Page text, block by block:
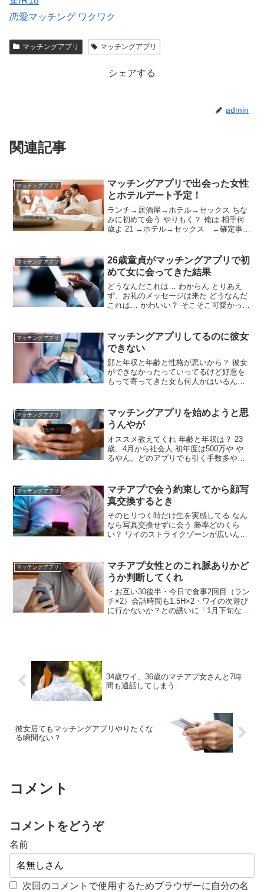
恋愛マッチング ワクワク
影サービス
マッチングアプリ マッチングアプリ
シェアする
admin
関連記事
マッチングアプリ
マッチングアプリで出会った女性
とホテルデート予定！
ランチ→居酒屋→ホテル→セックス ちな
みに初めて会う やりもく？ 俺は 相手何
歳よ 21 →ホテル→セックス ←確定事項
の あ、考えてなかった 相手のスペックど
んなんなの？ ウルフカットの美容系専門
学生
マッチングアプリ
26歳童貞がマッチングアプリで初
めて女に会ってきた結果
どうなんだこれは… わからん とりあえ
ず、お礼のメッセージは来た どうなんだ
これは… かわいい？ そこそこ可愛かった
に問題ありまくりだから、向こうが選ぶ
しかないよ 俺は楽しかったけど、向こう
がどうかは知らん
マッチングアプリ
マッチングアプリしてるのに彼女
できない
顔と年収と年齢と性格が悪いから？ 彼女
ができなかったっていってるけど好意を
もって寄ってきた女も何人かはいるんだ
な？ もったいないけどしょうがないね そ
れならまだましじゃね
マッチングアプリ
マッチングアプリを始めようと思
うんやが
オススメ教えてくれ 年齢と年収は？ 23
歳、4月から社会人 初年度は500万や や
るやん。どのアプリでも引く手数多やと
アーズが一番可愛い子がいたな
マッチングアプリ
マチアプで会う約束してから顔写
真交換するとき
そのヒリつく時だけ生を実感してる なん
なら写真交換せずに会う 勝率どのくら
い？ ワイのストライクゾーンが広いんだ
覚めにならん？ なるときもある ギャンブ
ルマジで楽しいで
マッチングアプリ
マチアプ女性とのこれ脈ありかど
うか判断してくれ
・お互い30後半・今日で食事2回目（ラン
チ×2）会話時間も1.5H×2・ワイの次遊び
に行かないか？との誘いに「1月下旬なら
34歳ワイ、36歳のマチアプ女さんと7時
間も通話してしまう
彼女居てもマッチングアプリやりたくな
る瞬間ない？
コメント
コメントをどうぞ
名前
次回のコメントで使用するためブラウザーに自分の名